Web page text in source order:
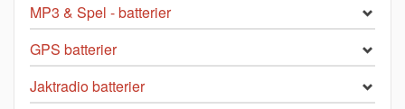
MP3 & Spel - batterier
GPS batterier
Jaktradio batterier